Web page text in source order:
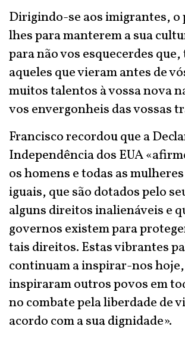
Dirigindo-se aos imigrantes, o
lhes para manterem a sua
para não vos esquecerdes
aqueles que vieram antes de
muitos talentos à vossa nova
vos envergonheis das vossas
Francisco recordou que a
Independência dos EUA
os homens e todas as
iguais, que são dotados pelo
alguns direitos inalienáveis e
governos existem para
tais direitos. Estas vibrantes
continuam a inspirar-nos
inspiraram outros povos em
no combate pela liberdade de
acordo com a sua dignidade».